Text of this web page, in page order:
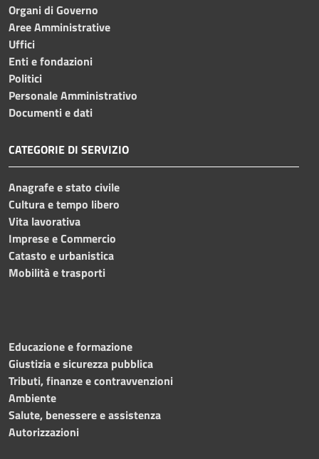
Organi di Governo
Aree Amministrative
Uffici
Enti e fondazioni
Politici
Personale Amministrativo
Documenti e dati
CATEGORIE DI SERVIZIO
Anagrafe e stato civile
Cultura e tempo libero
Vita lavorativa
Imprese e Commercio
Catasto e urbanistica
Mobilità e trasporti
Educazione e formazione
Giustizia e sicurezza pubblica
Tributi, finanze e contravvenzioni
Ambiente
Salute, benessere e assistenza
Autorizzazioni